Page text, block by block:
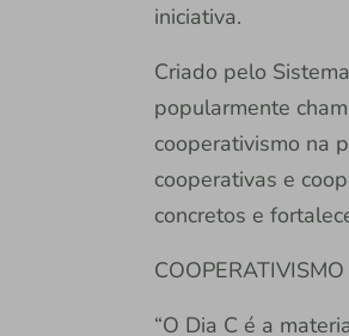
iniciativa.
Criado pelo
popularmente
cooperativismo na
cooperativas e
concretos e
“O Dia C é a